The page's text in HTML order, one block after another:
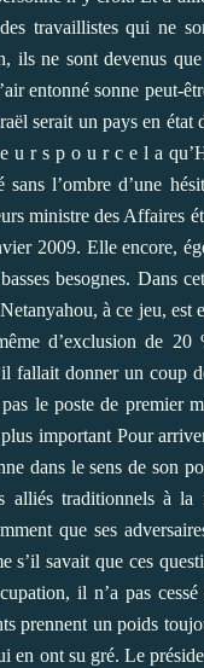
travaillistes qui ne
ils ne sont devenus
entonné sonne peut-
serait un pays en état
u r s p o u r c e l a
l’ombre d’une
ministre des Affaires
2009. Elle encore,
besognes. Dans
à ce jeu, est
d’exclusion de
fallait donner un
le poste de premier
important Pour
dans le sens de son
alliés traditionnels à la
que ses
s’il savait que ces
il n’a pas
prennent un poids
en ont su gré. Le